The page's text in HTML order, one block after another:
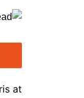
at